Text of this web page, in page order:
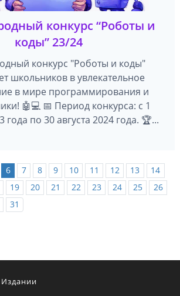
конкурс “Роботы и
коды” 23/24
конкурс "Роботы и коды"
школьников в увлекательное
в мире программирования и
🤖💻 📅 Период конкурса: с 1
года по 30 августа 2024 года. 🏆...
6 7 8 9 10 11 12 13
14
19 20 21 22 23 24 25
26
31